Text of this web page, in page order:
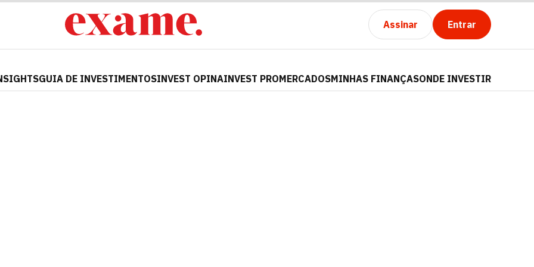
Assinar Entrar
GUIA DE INVESTIMENTOSINVEST OPINAINVEST PROMERCADOSMINHAS FINANÇASONDE INVESTIR